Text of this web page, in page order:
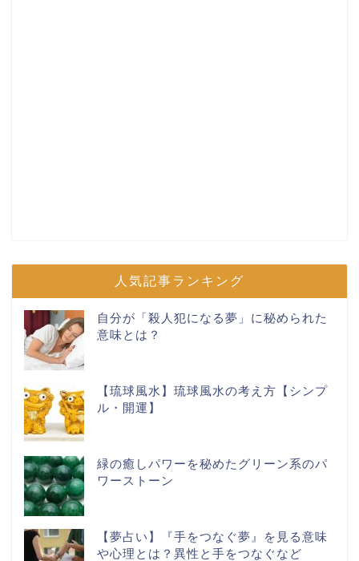
人気記事ランキング
自分が「殺人犯になる夢」に秘められた
意味とは？
【琉球風水】琉球風水の考え方【シンプ
ル・開運】
緑の癒しパワーを秘めたグリーン系のパ
ワーストーン
【夢占い】『手をつなぐ夢』を見る意味
や心理とは？異性と手をつなぐなど